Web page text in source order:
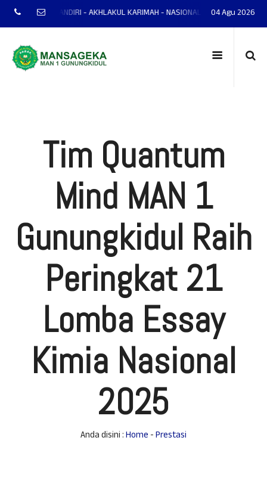
- MANDIRI - AKHLAKUL KARIMAH - NASIONALIS - TERAMPIL - ADAPTIF
04 Agu 2026
Tim Quantum
Mind MAN 1
Gunungkidul Raih
Peringkat 21
Lomba Essay
Kimia Nasional
2025
Anda disini :Home -Prestasi